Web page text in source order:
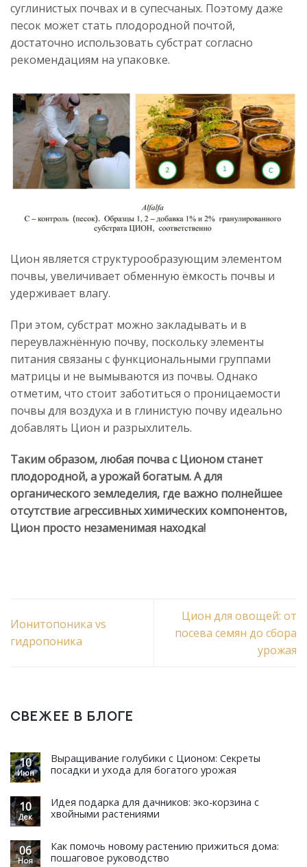
суглинистых почвах и в супесчаных. Поэтому даже
песок может стать плодородной почтой,
достаточно использовать субстрат согласно
рекомендациям на упаковке.
Цион является структурообразующим элементом
почвы, увеличивает обменную ёмкость почвы и
удерживает влагу.
При этом, субстрат можно закладывать и в
переувлажнённую почву, поскольку элементы
питания связаны с функциональными группами
матрицы и не вымываются из почвы. Однако
отметим, что стоит заботиться о проницаемости
почвы для воздуха и в глинистую почву идеально
добавлять Цион и разрыхлитель.
Таким образом, любая почва с Ционом станет
плодородной, а урожай богатым. А для
органического земледелия, где важно полнейшее
отсутствие агрессивных химических компонентов,
Цион просто незаменимая находка!
Ионитопоника vs
гидропоника
Цион для овощей: от
посева семян до сбора
урожая
СВЕЖЕЕ В БЛОГЕ
10
Июн
Выращивание голубики с Ционом: Секреты
посадки и ухода для богатого урожая
10
Дек
Идея подарка для дачников: эко-корзина с
хвойными растениями
06
Ноя
Как помочь новому растению прижиться дома:
пошаговое руководство